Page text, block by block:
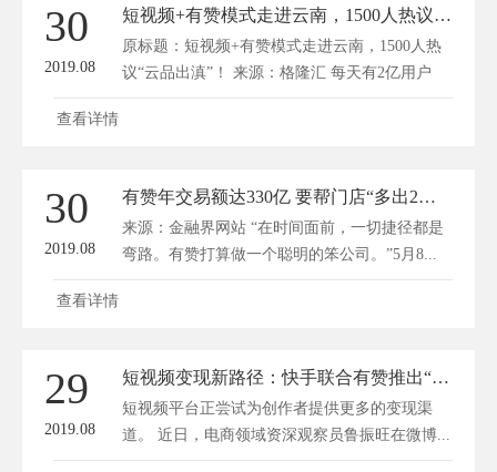
30
2019.08
短视频+有赞模式走进云南，1500人热议“云品出滇”！
原标题：短视频+有赞模式走进云南，1500人热
议“云品出滇”！ 来源：格隆汇 每天有2亿用户
活...
查看详情
30
2019.08
有赞年交易额达330亿 要帮门店“多出2个货架”
来源：金融界网站 “在时间面前，一切捷径都是
弯路。有赞打算做一个聪明的笨公司。”5月8...
查看详情
29
2019.08
短视频变现新路径：快手联合有赞推出“快手小店”，抖音关联淘宝链接
短视频平台正尝试为创作者提供更多的变现渠
道。 近日，电商领域资深观察员鲁振旺在微博...